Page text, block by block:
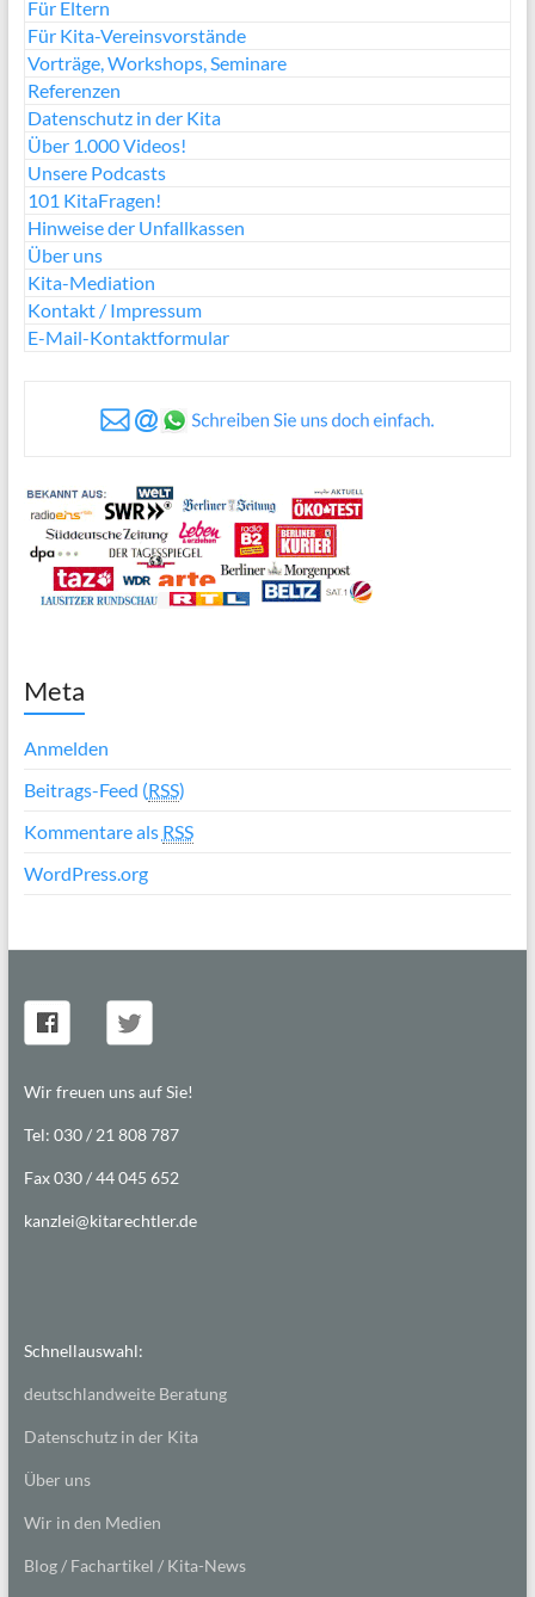
Für Eltern
Für Kita-Vereinsvorstände
Vorträge, Workshops, Seminare
Referenzen
Datenschutz in der Kita
Über 1.000 Videos!
Unsere Podcasts
101 KitaFragen!
Hinweise der Unfallkassen
Über uns
Kita-Mediation
Kontakt / Impressum
E-Mail-Kontaktformular
Meta
Anmelden
Beitrags-Feed (RSS)
Kommentare als RSS
WordPress.org
Wir freuen uns auf Sie!
Tel: 030 / 21 808 787
Fax 030 / 44 045 652
kanzlei@kitarechtler.de
Schnellauswahl:
deutschlandweite Beratung
Datenschutz in der Kita
Über uns
Wir in den Medien
Blog / Fachartikel / Kita-News